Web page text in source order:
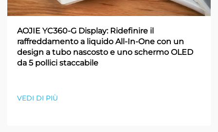
AOJIE YC360-G Display: Ridefinire il
raffreddamento a liquido All-In-One con un
design a tubo nascosto e uno schermo OLED
da 5 pollici staccabile
VEDI DI PIÙ